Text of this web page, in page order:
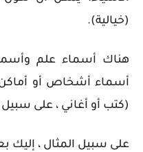
(خيالية).
هناك أسماء علم
أسماء أشخاص أو
(كتب أو أغاني ، على سبيل
على سبيل المثال ، إليك